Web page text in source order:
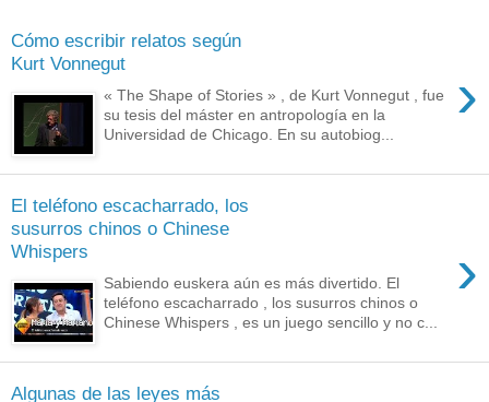
Cómo escribir relatos según
Kurt Vonnegut
›
« The Shape of Stories » , de Kurt Vonnegut , fue
su tesis del máster en antropología en la
Universidad de Chicago. En su autobiog...
El teléfono escacharrado, los
susurros chinos o Chinese
Whispers
›
Sabiendo euskera aún es más divertido. El
teléfono escacharrado , los susurros chinos o
Chinese Whispers , es un juego sencillo y no c...
Algunas de las leyes más